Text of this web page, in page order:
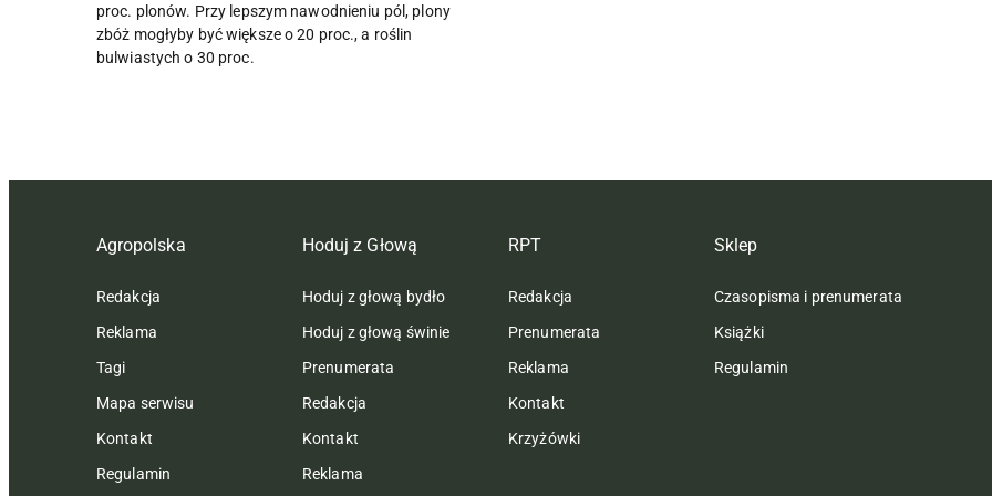
proc. plonów. Przy lepszym nawodnieniu pól, plony
zbóż mogłyby być większe o 20 proc., a roślin
bulwiastych o 30 proc.
Agropolska
Redakcja
Reklama
Tagi
Mapa serwisu
Kontakt
Regulamin
Hoduj z Głową
Hoduj z głową bydło
Hoduj z głową świnie
Prenumerata
Redakcja
Kontakt
Reklama
RPT
Redakcja
Prenumerata
Reklama
Kontakt
Krzyżówki
Sklep
Czasopisma i prenumerata
Książki
Regulamin